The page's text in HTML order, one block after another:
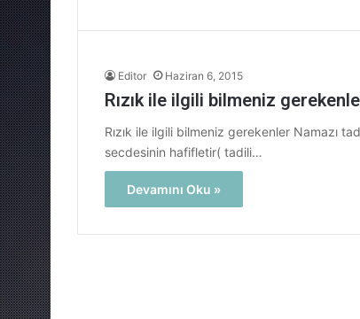
Editor Haziran 6, 2015
Rızık ile ilgili bilmeniz
Rızık ile ilgili bilmeniz gerekenler Namazı
secdesinin hafifletir( tadili…
Devamını Oku »